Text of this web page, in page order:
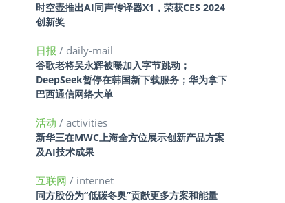
时空壶推出AI同声传译器X1，荣获CES 2024
创新奖
日报 / daily-mail
谷歌老将吴永辉被曝加入字节跳动；
DeepSeek暂停在韩国新下载服务；华为拿下
巴西通信网络大单
活动 / activities
新华三在MWC上海全方位展示创新产品方案
及AI技术成果
互联网 / internet
同方股份为“低碳冬奥”贡献更多方案和能量